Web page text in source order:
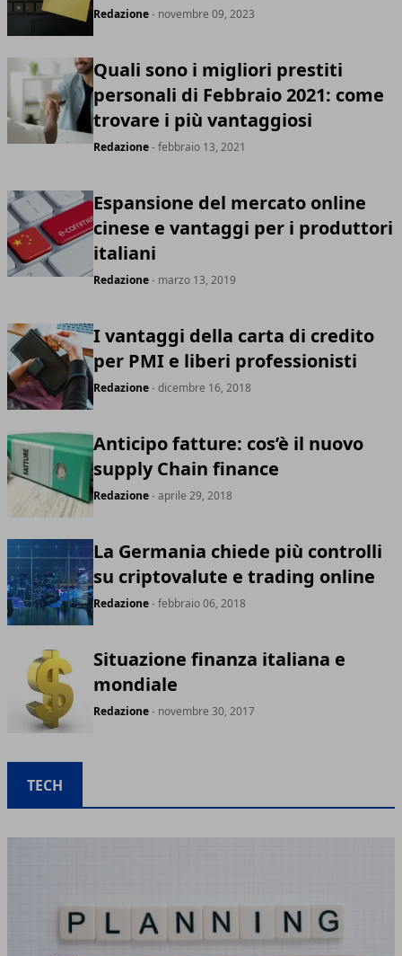
Redazione- novembre 09, 2023
Quali sono i migliori prestiti
personali di Febbraio 2021: come
trovare i più vantaggiosi
Redazione- febbraio 13, 2021
Espansione del mercato online
cinese e vantaggi per i produttori
italiani
Redazione- marzo 13, 2019
I vantaggi della carta di credito
per PMI e liberi professionisti
Redazione- dicembre 16, 2018
Anticipo fatture: cos’è il nuovo
supply Chain finance
Redazione- aprile 29, 2018
La Germania chiede più controlli
su criptovalute e trading online
Redazione- febbraio 06, 2018
Situazione finanza italiana e
mondiale
Redazione- novembre 30, 2017
TECH